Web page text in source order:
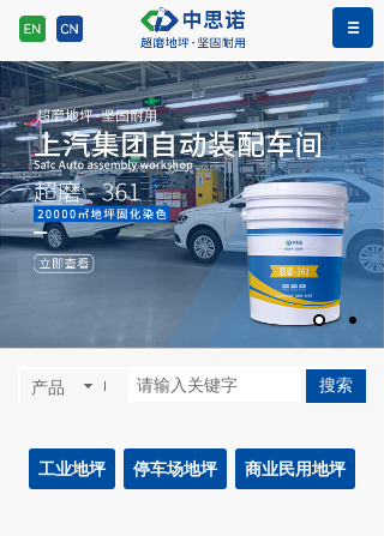
网站首页 >> 工程案例 工业地坪 >>
青岛恒辉建设集团有限公
产品 搜索
工业地坪 停车场地坪 商业民用地坪